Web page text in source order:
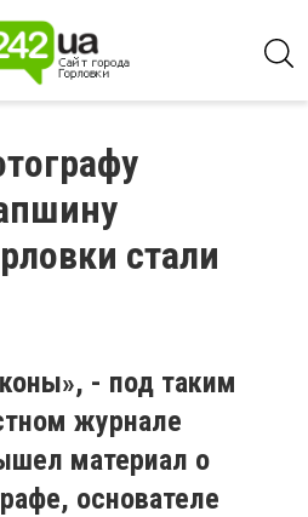
стали
- под таким
журнале
материал о
основателе